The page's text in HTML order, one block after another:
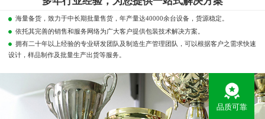
海量备货，致力于中长期批量售货，年产量达40000余台设备，货源稳定。
依托其完善的销售和服务网络为广大客户提供包装技术解决方案。
拥有二十年以上经验的专业研发团队及制造生产管理团队，可以根据客户之需求快速
设计，样品制作及批量生产出货等服务。
品质可靠